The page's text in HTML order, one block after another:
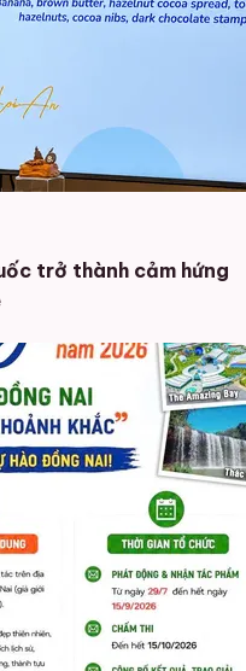
trở thành cảm hứng